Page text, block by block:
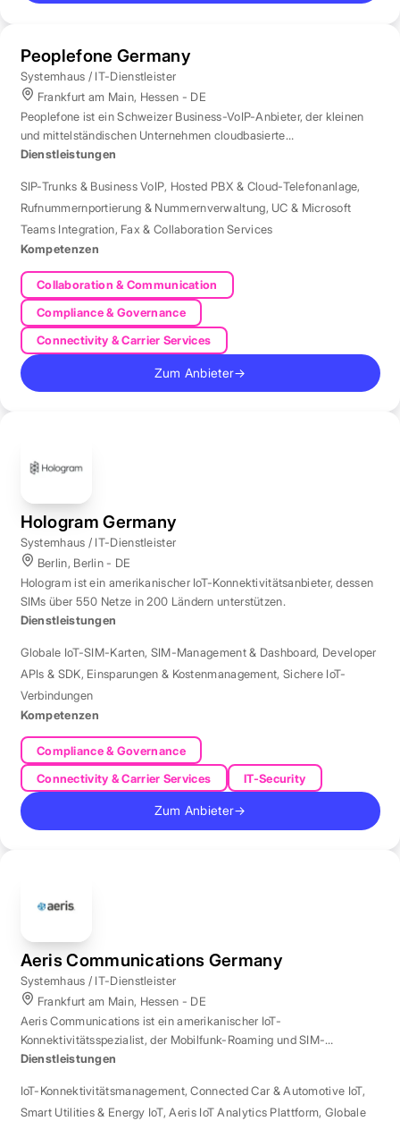
Peoplefone Germany
Systemhaus / IT-Dienstleister
Frankfurt am Main, Hessen - DE
Peoplefone ist ein Schweizer Business-VoIP-Anbieter, der kleinen
und mittelständischen Unternehmen cloudbasierte
Telefonielösungen bietet.
Dienstleistungen
SIP-Trunks & Business VoIP, Hosted PBX & Cloud-Telefonanlage,
Rufnummernportierung & Nummernverwaltung, UC & Microsoft
Teams Integration, Fax & Collaboration Services
Kompetenzen
Collaboration & Communication
Compliance & Governance
Connectivity & Carrier Services
Zum Anbieter→
Hologram Germany
Systemhaus / IT-Dienstleister
Berlin, Berlin - DE
Hologram ist ein amerikanischer IoT-Konnektivitätsanbieter, dessen
SIMs über 550 Netze in 200 Ländern unterstützen.
Dienstleistungen
Globale IoT-SIM-Karten, SIM-Management & Dashboard, Developer
APIs & SDK, Einsparungen & Kostenmanagement, Sichere IoT-
Verbindungen
Kompetenzen
Compliance & Governance
Connectivity & Carrier Services
IT-Security
Zum Anbieter→
Aeris Communications Germany
Systemhaus / IT-Dienstleister
Frankfurt am Main, Hessen - DE
Aeris Communications ist ein amerikanischer IoT-
Konnektivitätsspezialist, der Mobilfunk-Roaming und SIM-
Management in über 190 Ländern verwaltet.
Dienstleistungen
IoT-Konnektivitätsmanagement,Connected Car & Automotive IoT,
Smart Utilities & Energy IoT,Aeris IoT Analytics Plattform, Globale